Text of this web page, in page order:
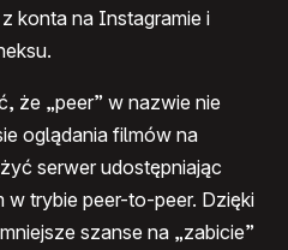
konta na Instagramie i
że „peer” w nazwie nie
oglądania filmów na
serwer udostępniając
trybie peer-to-peer. Dzięki
szanse na „zabicie”